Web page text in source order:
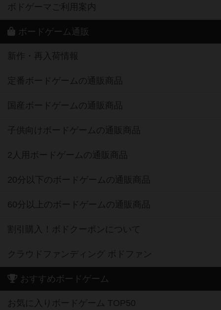
ボドゲーマご利用案内
ボードゲーム通販
新作・再入荷情報
定番ボードゲームの通販商品
国産ボードゲームの通販商品
子供向けボードゲームの通販商品
2人用ボードゲームの通販商品
20分以下のボードゲームの通販商品
60分以上のボードゲームの通販商品
割引購入！ボドクーポンについて
クラウドファンディング ボドファン
おすすめボードゲーム
お気に入りボードゲーム TOP50